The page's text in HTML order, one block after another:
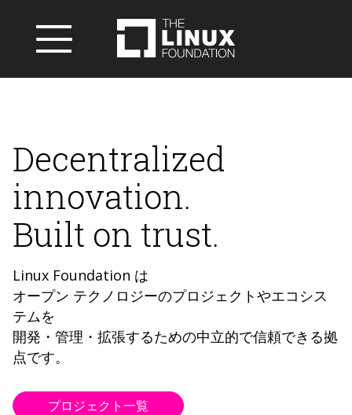
Decentralized
innovation.
Built on trust.
Linux Foundation は
オープン テクノロジーのプロジェクトやエコシス
テムを
開発・管理・拡張するための中立的で信頼できる拠
点です。
プロジェクト一覧